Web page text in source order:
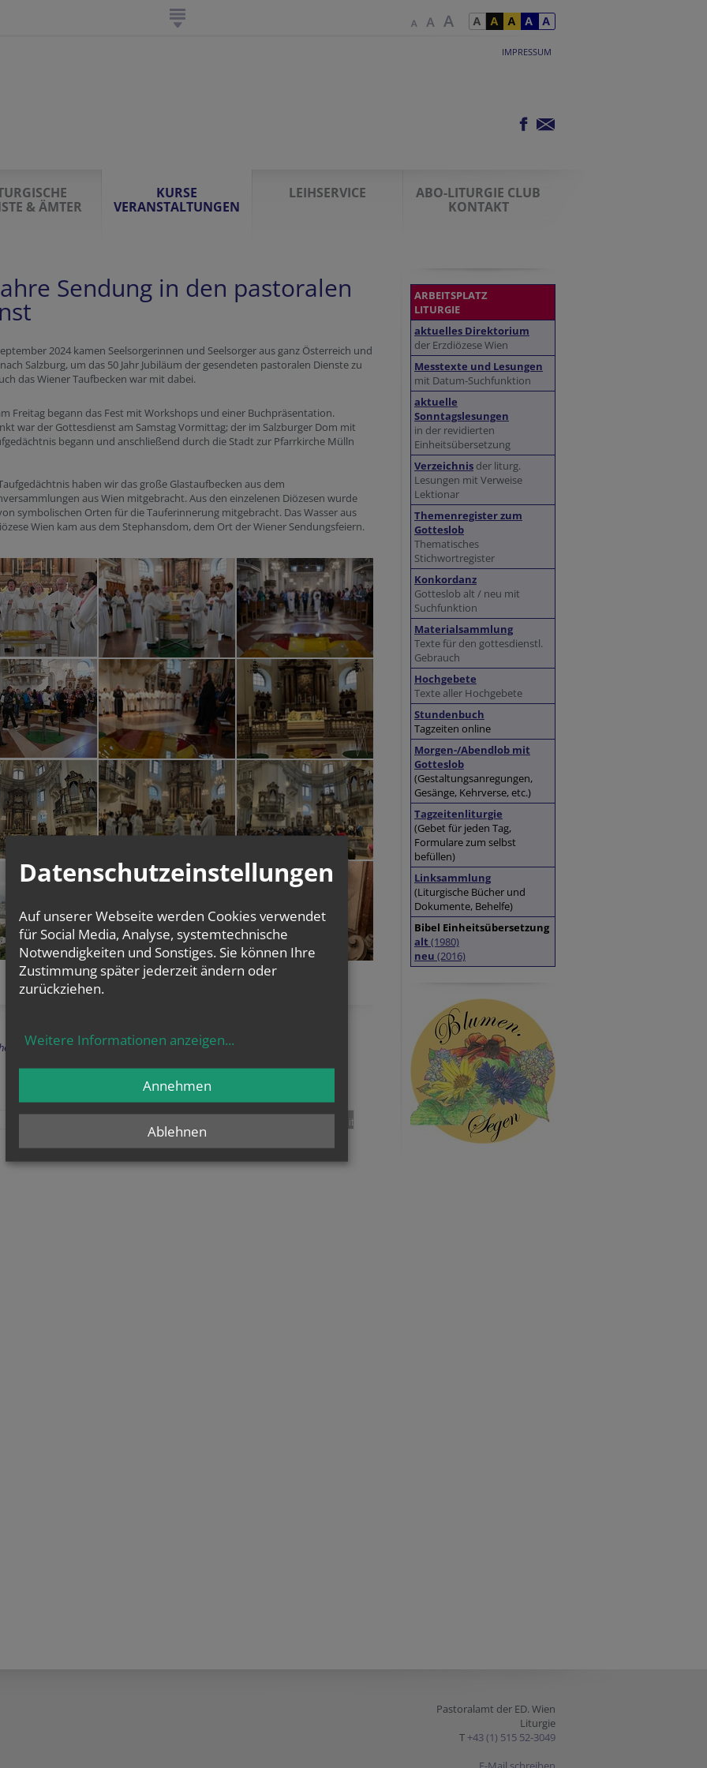
IMPRESSUM
& ÄMTER
KURSE
VERANSTALTUNGEN
LEIHSERVICE
ABO-LITURGIE CLUB
KONTAKT
Sendung in den pastoralen
2024 kamen Seelsorgerinnen und Seelsorger aus ganz Österreich und
Salzburg, um das 50 Jahr Jubiläum der gesendeten pastoralen Dienste zu
das Wiener Taufbecken war mit dabei.
Freitag begann das Fest mit Workshops und einer Buchpräsentation.
war der Gottesdienst am Samstag Vormittag; der im Salzburger Dom mit
begann und anschließend durch die Stadt zur Pfarrkirche Mülln
haben wir das große Glastaufbecken aus dem
aus Wien mitgebracht. Aus den einzelenen Diözesen wurde
symbolischen Orten für die Tauferinnerung mitgebracht. Das Wasser aus
Wien kam aus dem Stephansdom, dem Ort der Wiener Sendungsfeiern.
pin it
ARBEITSPLATZ
LITURGIE
aktuelles Direktorium
der Erzdiözese Wien
Messtexte und Lesungen
mit Datum-Suchfunktion
aktuelle
Sonntagslesungen
in der revidierten
Einheitsübersetzung
Verzeichnis der liturg.
Lesungen mit Verweise
Lektionar
Themenregister zum
Gotteslob
Thematisches
Stichwortregister
Konkordanz
Gotteslob alt / neu mit
Suchfunktion
Materialsammlung
Texte für den gottesdienstl.
Gebrauch
Hochgebete
Texte aller Hochgebete
Stundenbuch
Tagzeiten online
Morgen-/Abendlob mit
Gotteslob
(Gestaltungsanregungen,
Gesänge, Kehrverse, etc.)
Tagzeitenliturgie
(Gebet für jeden Tag,
Formulare zum selbst
befüllen)
Linksammlung
(Liturgische Bücher und
Dokumente, Behelfe)
Bibel Einheitsübersetzung
alt (1980)
neu (2016)
Pastoralamt der ED. Wien
Liturgie
T +43 (1) 515 52-3049
Datenschutzeinstellungen
Auf unserer Webseite werden Cookies verwendet
für Social Media, Analyse, systemtechnische
Notwendigkeiten und Sonstiges. Sie können Ihre
Zustimmung später jederzeit ändern oder
zurückziehen.
Weitere Informationen anzeigen...
Ablehnen
Annehmen